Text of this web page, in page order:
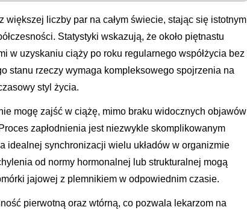
większej liczby par na całym świecie, stając się istotnym
Statystyki wskazują, że około piętnastu
w uzyskaniu ciąży po roku regularnego współżycia bez
stanu rzeczy wymaga kompleksowego spojrzenia na
styl życia.
mogę zajść w ciążę, mimo braku widocznych objawów
zapłodnienia jest niezwykle skomplikowanym
idealnej synchronizacji wielu układów w organizmie
od normy hormonalnej lub strukturalnej mogą
jajowej z plemnikiem w odpowiednim czasie.
pierwotną oraz wtórną, co pozwala lekarzom na